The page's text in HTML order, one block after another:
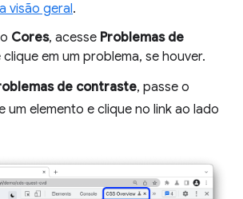
visão geral.
Cores, acesse Problemas de
clique em um problema, se houver.
de contraste, passe o
um elemento e clique no link ao lado